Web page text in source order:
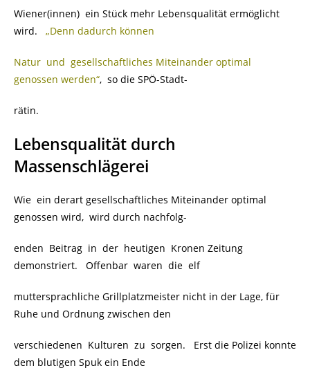
Wiener(innen) ein Stück mehr Lebensqualität ermöglicht
wird. „Denn dadurch können
Natur und gesellschaftliches Miteinander optimal
genossen werden“, so die SPÖ-Stadt-
rätin.
Lebensqualität durch
Massenschlägerei
Wie ein derart gesellschaftliches Miteinander optimal
genossen wird, wird durch nachfolg-
enden Beitrag in der heutigen Kronen Zeitung
demonstriert. Offenbar waren die elf
muttersprachliche Grillplatzmeister nicht in der Lage, für
Ruhe und Ordnung zwischen den
verschiedenen Kulturen zu sorgen. Erst die Polizei konnte
dem blutigen Spuk ein Ende